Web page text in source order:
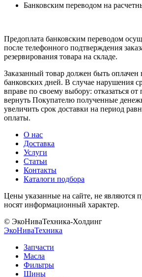
Банковским переводом на
Предоплата банковским переводом
после телефонного подтверждения
резервирования товара на складе.
Заказанный товар должен быть оплачен
банковских дней. В случае нарушения
вправе по своему выбору: отказаться от
вернуть Покупателю полученные
увеличить срок доставки на период
оплаты.
О нас
Доставка
Услуги
Статьи
Контакты
Каталоги подбора
Цены указанные на сайте, не являются
носят информационный характер.
© ЭкоНиваТехника-Холдинг
ЭкоНиваТехника
Запчасти
Масла
Фильтры
Шины